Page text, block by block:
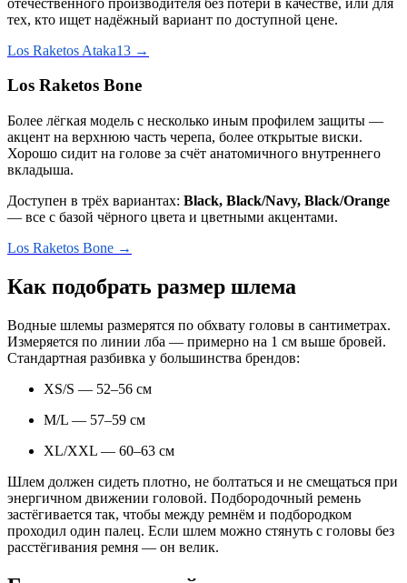
тех, кто ищет надёжный вариант по доступной цене.
Los Raketos Ataka13 →
Los Raketos Bone
Более лёгкая модель с несколько иным профилем защиты —
акцент на верхнюю часть черепа, более открытые виски.
Хорошо сидит на голове за счёт анатомичного внутреннего
вкладыша.
Доступен в трёх вариантах: Black, Black/Navy, Black/Orange
— все с базой чёрного цвета и цветными акцентами.
Los Raketos Bone →
Как подобрать размер шлема
Водные шлемы размерятся по обхвату головы в сантиметрах.
Измеряется по линии лба — примерно на 1 см выше бровей.
Стандартная разбивка у большинства брендов:
XS/S — 52–56 см
M/L — 57–59 см
XL/XXL — 60–63 см
Шлем должен сидеть плотно, не болтаться и не смещаться при
энергичном движении головой. Подбородочный ремень
застёгивается так, чтобы между ремнём и подбородком
проходил один палец. Если шлем можно стянуть с головы без
расстёгивания ремня — он велик.